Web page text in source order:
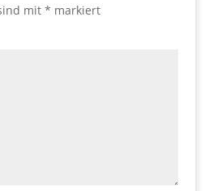
mit * markiert